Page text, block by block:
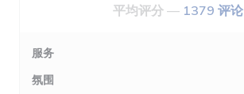
平均评分 — 1379 评论
服务
氛围